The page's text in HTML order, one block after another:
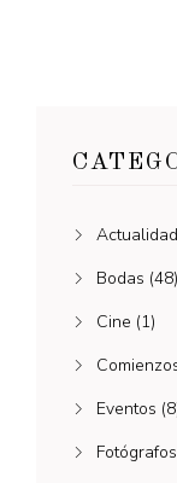
Actualidad
Bodas (48)
Cine (1)
Eventos
Fotógrafos